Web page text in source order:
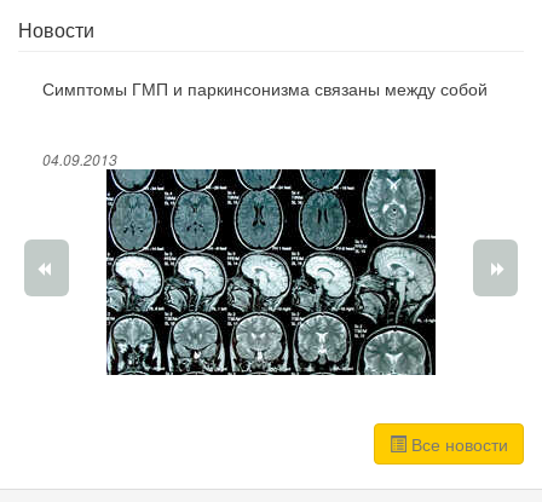
Новости
Симптомы ГМП и паркинсонизма связаны между собой
04.09.2013
Все новости